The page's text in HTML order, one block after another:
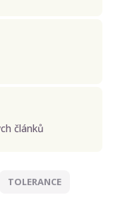
článků
TOLERANCE